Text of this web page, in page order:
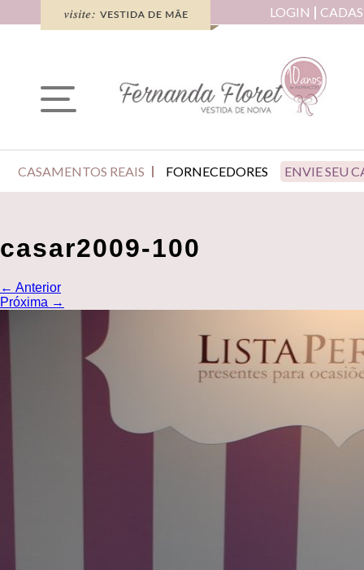
LOGIN
CASAMENTOS REAIS FORNECEDORES ENVIE SEU
casar2009-100
← Anterior
Próxima →